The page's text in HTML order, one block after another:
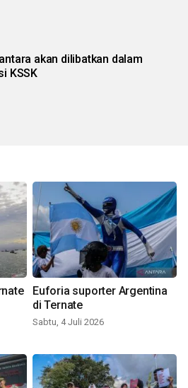
akan dilibatkan dalam
KSSK
Euforia suporter Argentina
di Ternate
Sabtu, 4 Juli 2026